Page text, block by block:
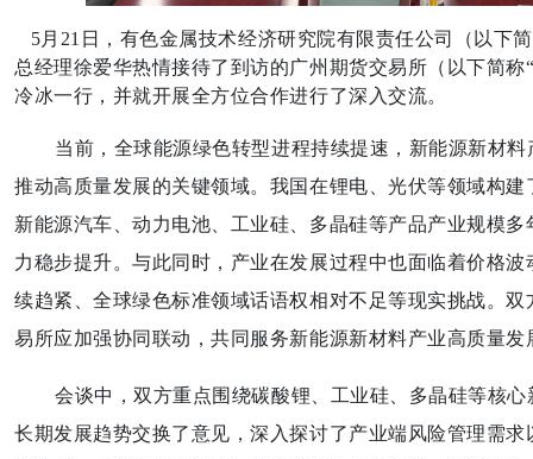
5月21日，有色金属技术经济研究院有限责任公司（以下
总经理徐爱华热情接待了到访的广州期货交易所（以下简
冷冰一行，并就开展全方位合作进行了深入交流。
当前，全球能源绿色转型进程持续提速，新能源新材
推动高质量发展的关键领域。我国在锂电、光伏等领域构
新能源汽车、动力电池、工业硅、多晶硅等产品产业规模
力稳步提升。与此同时，产业在发展过程中也面临着价格
续趋紧、全球绿色标准领域话语权相对不足等现实挑战。
易所应加强协同联动，共同服务新能源新材料产业高质量发
会谈中，双方重点围绕碳酸锂、工业硅、多晶硅等核
长期发展趋势交换了意见，深入探讨了产业端风险管理需